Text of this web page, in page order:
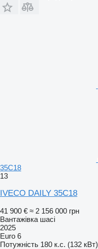
35C18
13
IVECO DAILY 35C18
41 900 € ≈ 2 156 000 грн
Вантажівка шасі
2025
Euro 6
Потужність 180 к.с. (132 кВт)